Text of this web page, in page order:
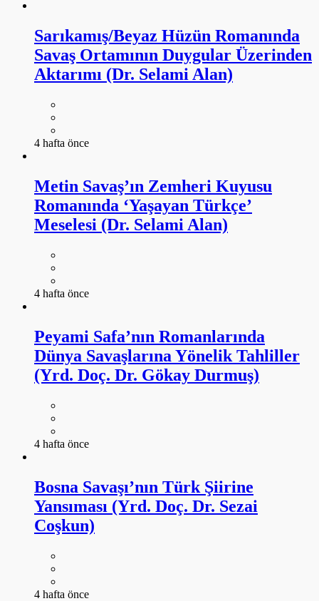
Sarıkamış/Beyaz Hüzün Romanında
Savaş Ortamının Duygular Üzerinden
Aktarımı (Dr. Selami Alan)
4 hafta önce
Metin Savaş’ın Zemheri Kuyusu
Romanında ‘Yaşayan Türkçe’
Meselesi (Dr. Selami Alan)
4 hafta önce
Peyami Safa’nın Romanlarında
Dünya Savaşlarına Yönelik Tahliller
(Yrd. Doç. Dr. Gökay Durmuş)
4 hafta önce
Bosna Savaşı’nın Türk Şiirine
Yansıması (Yrd. Doç. Dr. Sezai
Coşkun)
4 hafta önce